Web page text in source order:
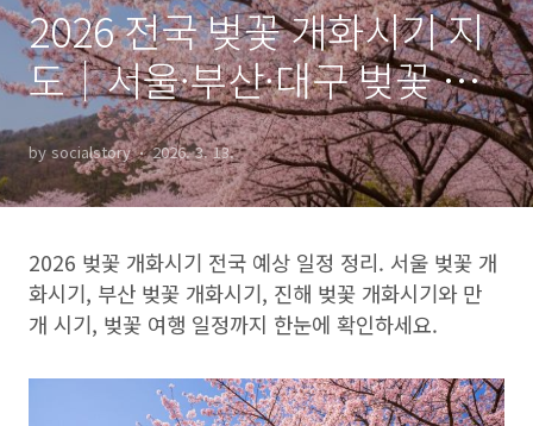
2026 전국 벚꽃 개화시기 지
도｜서울·부산·대구 벚꽃 언
제 피나?
by socialstory 2026. 3. 13.
2026 벚꽃 개화시기 전국 예상 일정 정리. 서울 벚꽃 개
화시기, 부산 벚꽃 개화시기, 진해 벚꽃 개화시기와 만
개 시기, 벚꽃 여행 일정까지 한눈에 확인하세요.